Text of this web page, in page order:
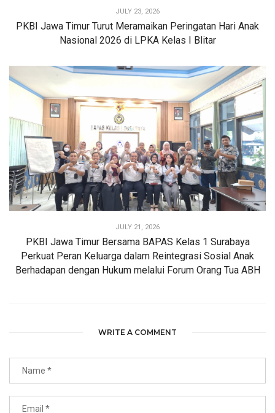
JULY 23, 2026
PKBI Jawa Timur Turut Meramaikan Peringatan Hari Anak
Nasional 2026 di LPKA Kelas I Blitar
JULY 21, 2026
PKBI Jawa Timur Bersama BAPAS Kelas 1 Surabaya
Perkuat Peran Keluarga dalam Reintegrasi Sosial Anak
Berhadapan dengan Hukum melalui Forum Orang Tua ABH
WRITE A COMMENT